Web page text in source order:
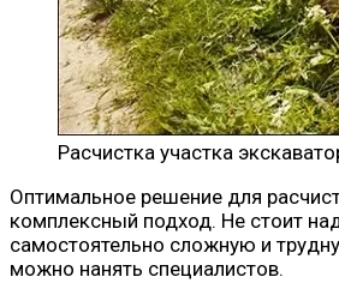
Расчистка участка
Оптимальное решение для
комплексный подход. Не стоит
самостоятельно сложную и
можно нанять специалистов.